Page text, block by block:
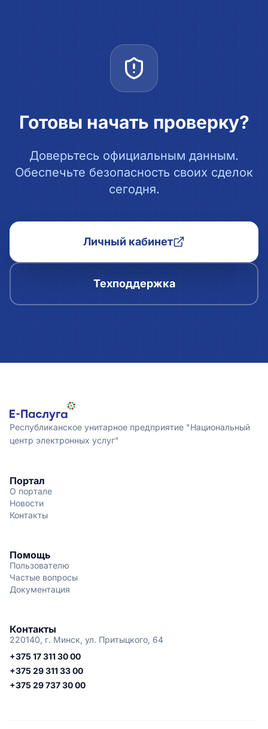
Готовы начать проверку?
Доверьтесь официальным данным.
Обеспечьте безопасность своих сделок
сегодня.
Личный кабинет
Техподдержка
Республиканское унитарное предприятие "Национальный
центр электронных услуг"
Портал
О портале
Новости
Контакты
Помощь
Пользователю
Частые вопросы
Документация
Контакты
220140, г. Минск, ул. Притыцкого, 64
+375 17 311 30 00
+375 29 311 33 00
+375 29 737 30 00